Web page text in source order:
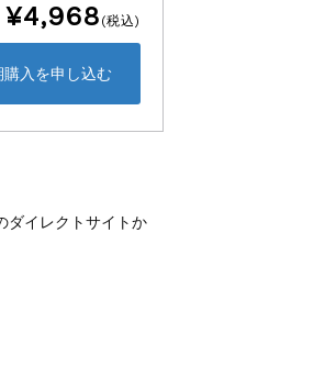
¥4,968 (税込)
ダイレクトサイトか